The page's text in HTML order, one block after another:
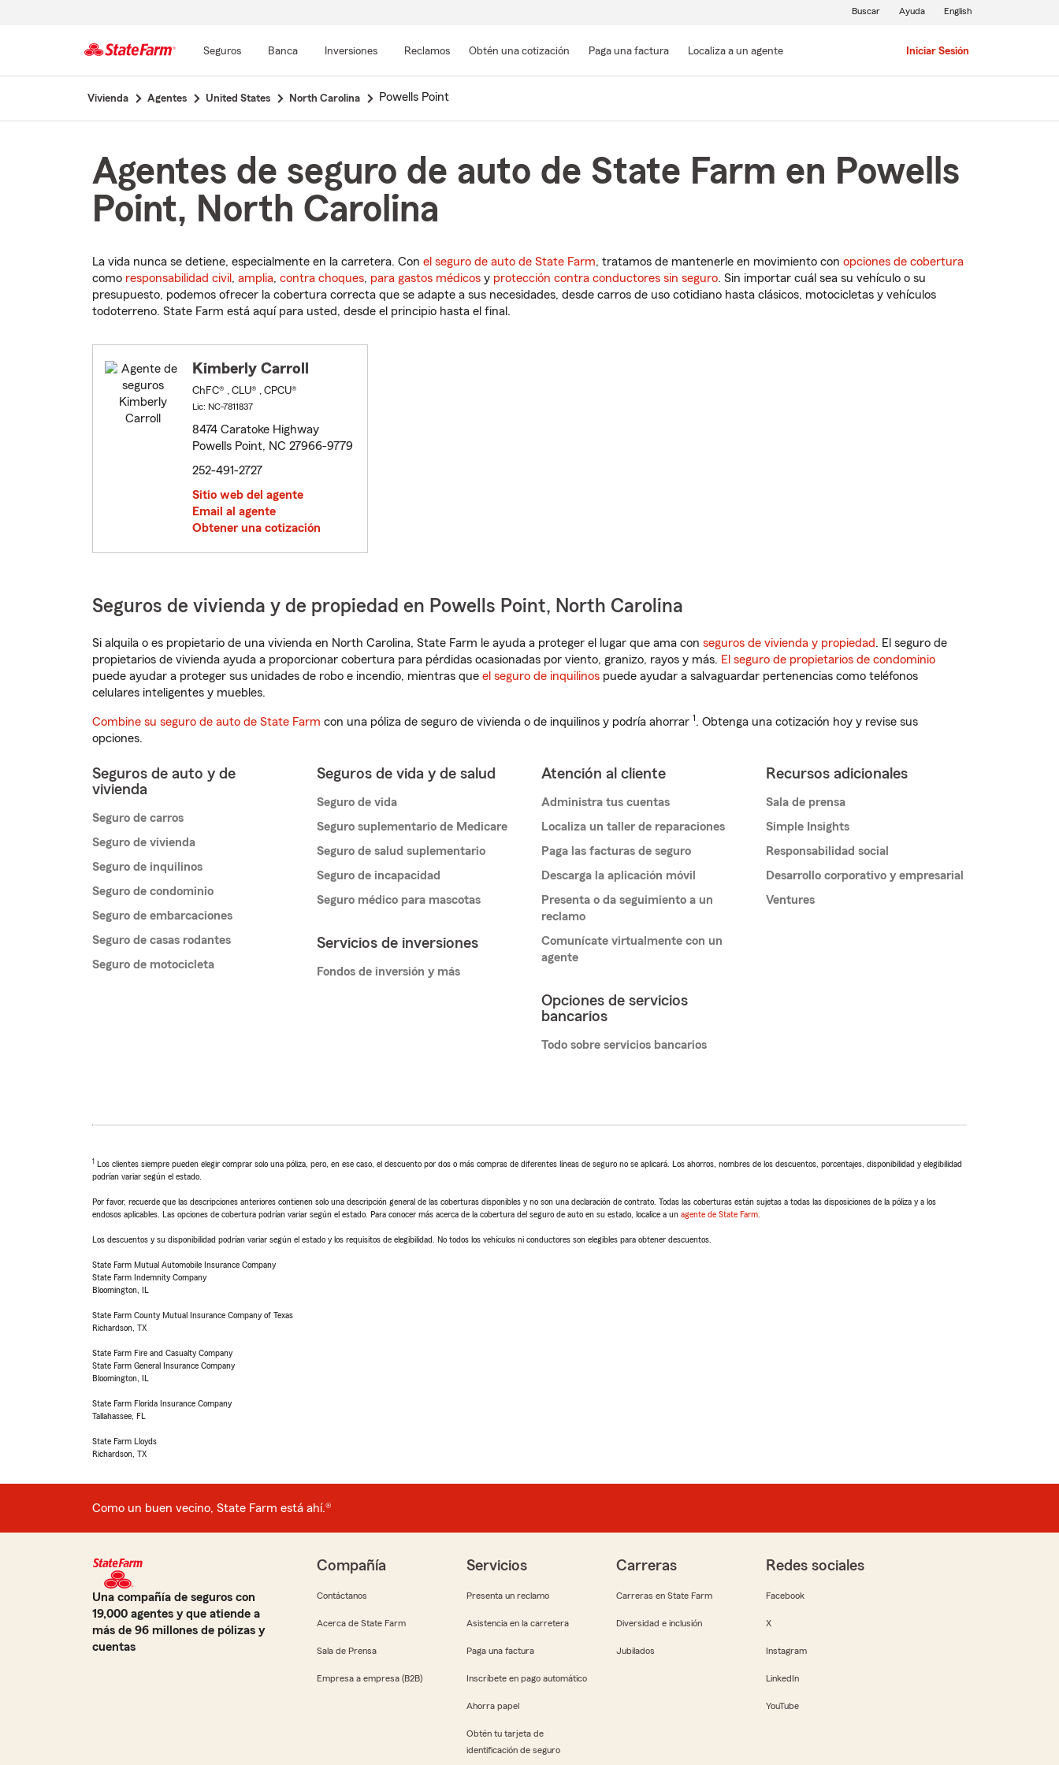
contenido
Seguros Banca Inversiones Reclamos Obtén una cotización Paga una factura Localiza a un agente Iniciar Sesión
Buscar Ayuda English
Vivienda Agentes United States North Carolina Powells Point
Agentes de seguro de auto de State Farm en Powells
Point, North Carolina
La vida nunca se detiene, especialmente en la carretera. Con el seguro de auto de State Farm, tratamos de mantenerle en movimiento con opciones de cobertura
como responsabilidad civil , amplia, contra choques, para gastos médicos y protección contra conductores sin seguro. Sin importar cuál sea su vehículo o su
presupuesto, podemos ofrecer la cobertura correcta que se adapte a sus necesidades, desde carros de uso cotidiano hasta clásicos, motocicletas y vehículos
todoterreno. State Farm está aquí para usted, desde el principio hasta el final.
Kimberly Carroll
ChFC® , CLU® , CPCU®
Lic: NC-7811837
8474 Caratoke Highway
Powells Point, NC 27966-9779
252-491-2727
Sitio web del agente
Email al agente
Obtener una cotización
Seguros de vivienda y de propiedad en Powells Point, North Carolina
Si alquila o es propietario de una vivienda en North Carolina, State Farm le ayuda a proteger el lugar que ama con seguros de vivienda y propiedad. El seguro de
propietarios de vivienda ayuda a proporcionar cobertura para pérdidas ocasionadas por viento, granizo, rayos y más. El seguro de propietarios de condominio
puede ayudar a proteger sus unidades de robo e incendio, mientras que el seguro de inquilinos puede ayudar a salvaguardar pertenencias como teléfonos
celulares inteligentes y muebles.
Combine su seguro de auto de State Farm con una póliza de seguro de vivienda o de inquilinos y podría ahorrar 1. Obtenga una cotización hoy y revise sus
opciones.
Seguros de auto y de
vivienda
Seguro de carros
Seguro de vivienda
Seguro de inquilinos
Seguro de condominio
Seguro de embarcaciones
Seguro de casas rodantes
Seguro de motocicleta
Seguros de vida y de salud
Seguro de vida
Seguro suplementario de Medicare
Seguro de salud suplementario
Seguro de incapacidad
Seguro médico para mascotas
Servicios de inversiones
Fondos de inversión y más
Atención al cliente
Administra tus cuentas
Localiza un taller de reparaciones
Paga las facturas de seguro
Descarga la aplicación móvil
Presenta o da seguimiento a un
reclamo
Comunícate virtualmente con un
agente
Opciones de servicios
bancarios
Todo sobre servicios bancarios
Recursos adicionales
Sala de prensa
Simple Insights
Responsabilidad social
Desarrollo corporativo y empresarial
Ventures
1 Los clientes siempre pueden elegir comprar solo una póliza, pero, en ese caso, el descuento por dos o más compras de diferentes líneas de seguro no se aplicará. Los ahorros, nombres de los descuentos, porcentajes, disponibilidad y elegibilidad
podrían variar según el estado.
Por favor, recuerde que las descripciones anteriores contienen solo una descripción general de las coberturas disponibles y no son una declaración de contrato. Todas las coberturas están sujetas a todas las disposiciones de la póliza y a los
endosos aplicables. Las opciones de cobertura podrían variar según el estado. Para conocer más acerca de la cobertura del seguro de auto en su estado, localice a un agente de State Farm
Los descuentos y su disponibilidad podrían variar según el estado y los requisitos de elegibilidad. No todos los vehículos ni conductores son elegibles para obtener descuentos.
State Farm Mutual Automobile Insurance Company
State Farm Indemnity Company
Bloomington, IL
State Farm County Mutual Insurance Company of Texas
Richardson, TX
State Farm Fire and Casualty Company
State Farm General Insurance Company
Bloomington, IL
State Farm Florida Insurance Company
Tallahassee, FL
State Farm Lloyds
Richardson, TX
Como un buen vecino, State Farm está ahí.®
Una compañía de seguros con
19,000 agentes y que atiende a
más de 96 millones de pólizas y
cuentas
Compañía
Contáctanos
Acerca de State Farm
Sala de Prensa
Empresa a empresa (B2B)
Servicios
Presenta un reclamo
Asistencia en la carretera
Paga una factura
Inscríbete en pago automático
Ahorra papel
Obtén tu tarjeta de
identificación de seguro
Carreras
Carreras en State Farm
Diversidad e inclusión
Jubilados
Redes sociales
Facebook
X
Instagram
LinkedIn
YouTube